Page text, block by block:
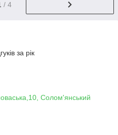
/ 4
за рік
Солом'янський